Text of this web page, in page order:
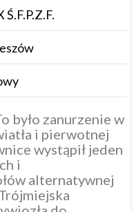
było zanurzenie w
i pierwotnej
wystąpił jeden
i
alternatywnej